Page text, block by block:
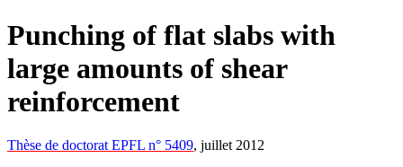
Punching of flat slabs with
large amounts of shear
reinforcement
Thèse de doctorat EPFL n° 5409, juillet 2012